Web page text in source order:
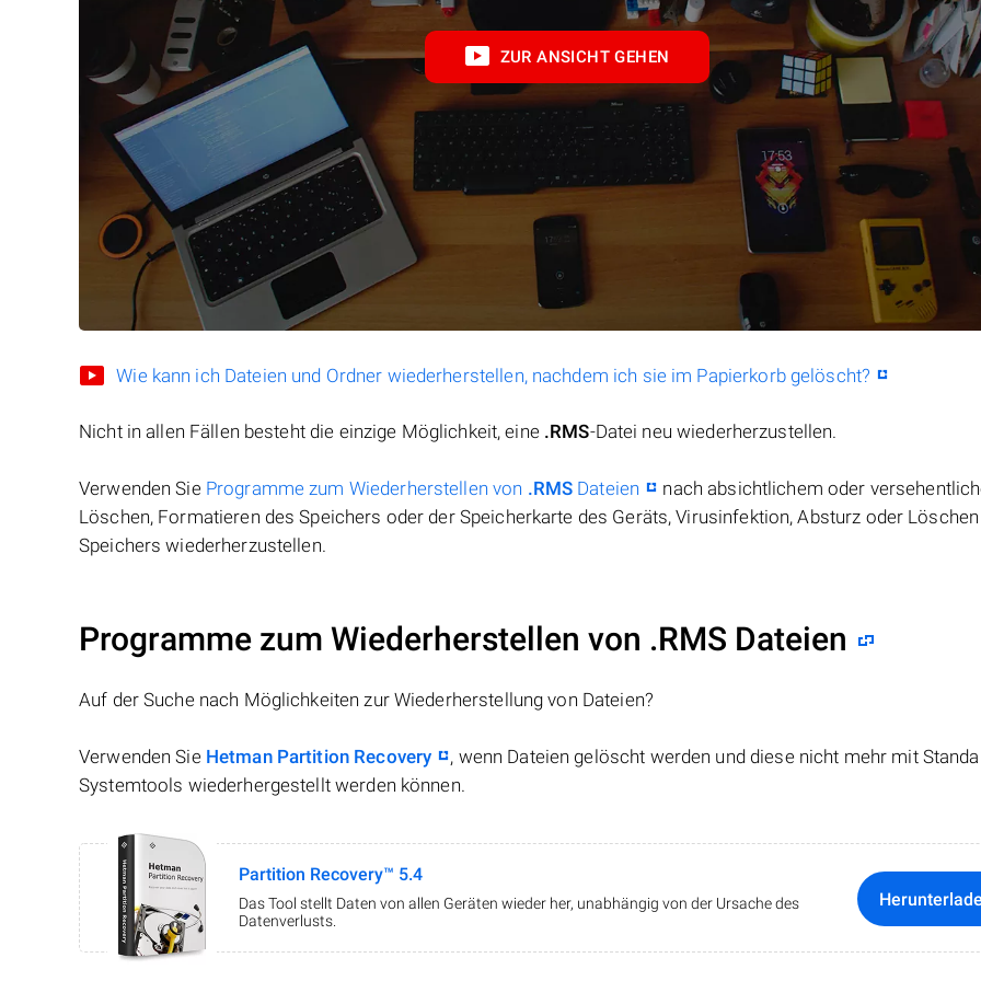
ZUR ANSICHT GEHEN
Wie kann ich Dateien und Ordner wiederherstellen, nachdem ich sie im Papierkorb gelöscht?
Nicht in allen Fällen besteht die einzige Möglichkeit, eine .RMS-Datei neu wiederherzustellen.
Verwenden Sie Programme zum Wiederherstellen von .RMS Dateien
nach absichtlichem oder
Löschen, Formatieren des Speichers oder der Speicherkarte des Geräts, Virusinfektion, Absturz oder
Speichers wiederherzustellen.
Programme zum Wiederherstellen von .RMS Dateien
Auf der Suche nach Möglichkeiten zur Wiederherstellung von Dateien?
Verwenden Sie Hetman Partition Recovery
, wenn Dateien gelöscht werden und diese nicht mehr mit
Systemtools wiederhergestellt werden können.
Partition Recovery™ 5.4
Das Tool stellt Daten von allen Geräten wieder her, unabhängig von der Ursache des
Datenverlusts.